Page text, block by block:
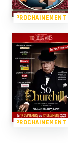
PROCHAINEMENT
PROCHAINEMENT